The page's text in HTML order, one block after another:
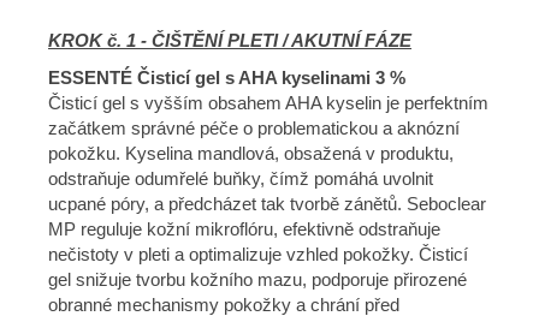
KROK č. 1 - ČIŠTĚNÍ PLETI / AKUTNÍ FÁZE
ESSENTÉ Čisticí gel s AHA kyselinami 3 %
Čisticí gel s vyšším obsahem AHA kyselin je perfektním
začátkem správné péče o problematickou a aknózní
pokožku. Kyselina mandlová, obsažená v produktu,
odstraňuje odumřelé buňky, čímž pomáhá uvolnit
ucpané póry, a předcházet tak tvorbě zánětů. Seboclear
MP reguluje kožní mikroflóru, efektivně odstraňuje
nečistoty v pleti a optimalizuje vzhled pokožky. Čisticí
gel snižuje tvorbu kožního mazu, podporuje přirozené
obranné mechanismy pokožky a chrání před